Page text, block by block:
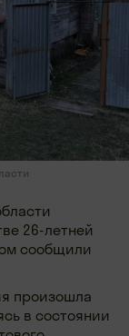
26-летней
сообщили
произошла
в состоянии